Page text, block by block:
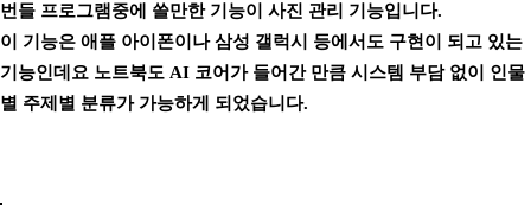
번들 프로그램중에 쓸만한 기능이 사진 관리 기능입니다.
이 기능은 애플 아이폰이나 삼성 갤럭시 등에서도 구현이 되고 있는
기능인데요 노트북도 AI 코어가 들어간 만큼 시스템 부담 없이 인물
별 주제별 분류가 가능하게 되었습니다.